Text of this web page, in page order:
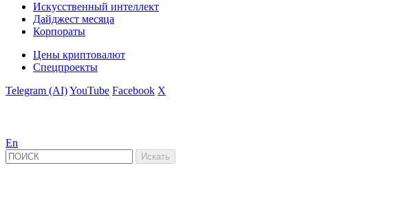
Искусственный интеллект
Дайджест месяца
Корпораты
Цены криптовалют
Спецпроекты
Telegram (AI)YouTube Facebook X
En